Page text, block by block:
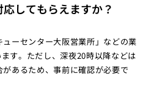
してもらえますか？
ーセンター大阪営業所」などの業
す。ただし、深夜20時以降などは
あるため、事前に確認が必要で